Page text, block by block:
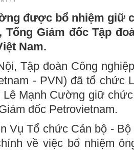
được bổ nhiệm giữ
Tổng Giám đốc Tập
Nam.
Tập đoàn Công
- PVN) đã tổ chức
Lê Mạnh Cường giữ
đốc Petrovietnam.
Vụ Tổ chức Cán bộ -
về việc bổ nhiệm